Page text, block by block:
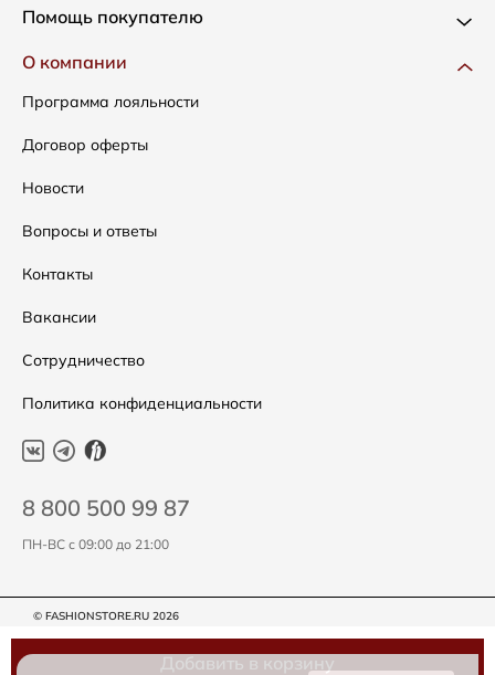
Добавить в корзину
Новинки
Одежда
Сумки
Аксессуары
Распродажа
Подарочные сертификаты
Помощь покупателю
Доставка и оплата
Как оформить заказ
Условия возвратов
Таблица размеров
Уход за одеждой
О компании
Программа лояльности
Договор оферты
Новости
Вопросы и ответы
Контакты
Вакансии
Сотрудничество
Политика конфиденциальности
8 800 500 99 87
ПН-ВС с 09:00 до 21:00
© FASHIONSTORE.RU 2026